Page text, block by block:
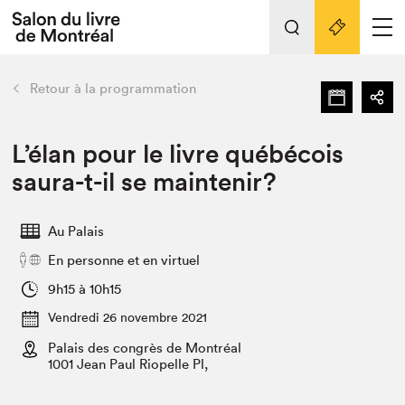
Espace exposant⋅e⋅s
Espace enseignant·e·s
L'événement
Préparer sa visite au Salon
SLM PRO
retour Nos activités
Préparer sa visite
Salon au Palais
Salon dans la ville et en ligne
Projets partenaires
Liens pratiques
Retour à la programmation
L’élan pour le livre québécois
saura-t-il se maintenir?
Au Palais
En personne et en virtuel
9h15 à 10h15
Vendredi 26 novembre 2021
Palais des congrès de Montréal
1001 Jean Paul Riopelle Pl,